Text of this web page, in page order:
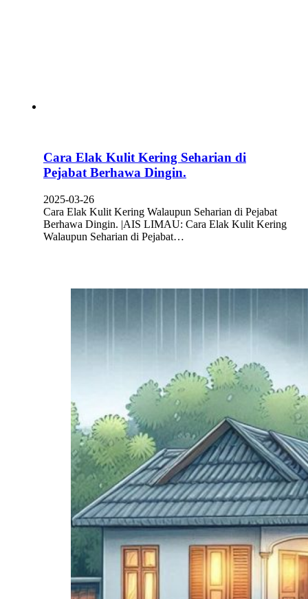
Cara Elak Kulit Kering Seharian di
Pejabat Berhawa Dingin.
2025-03-26
Cara Elak Kulit Kering Walaupun Seharian di Pejabat
Berhawa Dingin. |AIS LIMAU: Cara Elak Kulit Kering
Walaupun Seharian di Pejabat…